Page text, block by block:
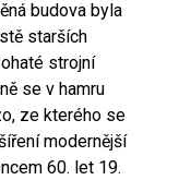
budova byla
starších
strojní
se v hamru
ze kterého se
modernější
60. let 19.